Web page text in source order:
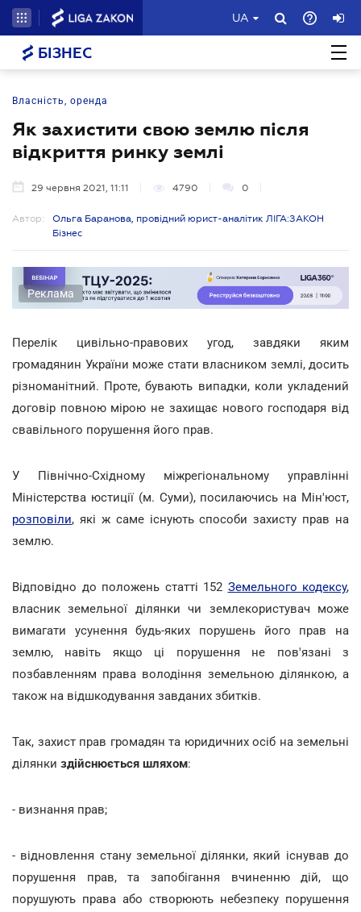
UA
БІЗНЕС
Власність, оренда
Як захистити свою землю після
відкриття ринку землі
29 червня 2021, 11:11 4790 0
Автор:
Ольга Баранова, провідний юрист-аналітик ЛІГА:ЗАКОН
Бізнес
Реклама
Перелік цивільно-правових угод, завдяки яким
громадянин України може стати власником землі, досить
різноманітний. Проте, бувають випадки, коли укладений
договір повною мірою не захищає нового господаря від
свавільного порушення його прав.
У Північно-Східному міжрегіональному управлінні
Міністерства юстиції (м. Суми), посилаючись на Мін'юст,
розповіли, які ж саме існують способи захисту прав на
землю.
Відповідно до положень статті 152 Земельного кодексу,
власник земельної ділянки чи землекористувач може
вимагати усунення будь-яких порушень його прав на
землю, навіть якщо ці порушення не пов'язані з
позбавленням права володіння земельною ділянкою, а
також на відшкодування завданих збитків.
Так, захист прав громадян та юридичних осіб на земельні
ділянки здійснюється шляхом:
- визнання прав;
- відновлення стану земельної ділянки, який існував до
порушення прав, та запобігання вчиненню дій, що
порушують права або створюють небезпеку порушення